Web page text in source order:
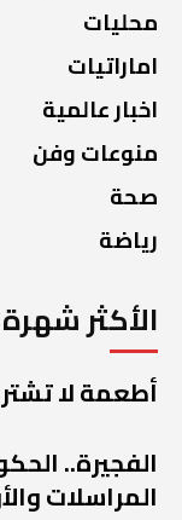
محليات
اماراتيات
اخبار عالمية
منوعات وفن
صحة
رياضة
الأكثر شهرة
أطعمة لا
الفجيرة..
المراسلات